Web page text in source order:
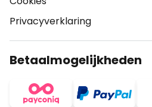
Privacyverklaring
Betaalmogelijkheden